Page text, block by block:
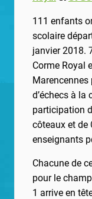
111 enfants
scolaire
janvier 2018.
Corme Royal
d’échecs à la
participation
côteaux et de
enseignants
Chacune de
pour le
1 arrive en